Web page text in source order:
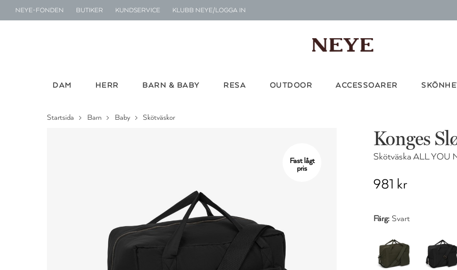
NEYE-FONDEN BUTIKER KUNDSERVICE KLUBB NEYE/LOGGA IN
DAM
HERR BARN & BABY RESA OUTDOOR ACCESSOARER
Startsida Barn Baby Skötväskor
Fast lågt
pris
Konges
Skötväska ALL YOU
981 kr
Färg: Svart